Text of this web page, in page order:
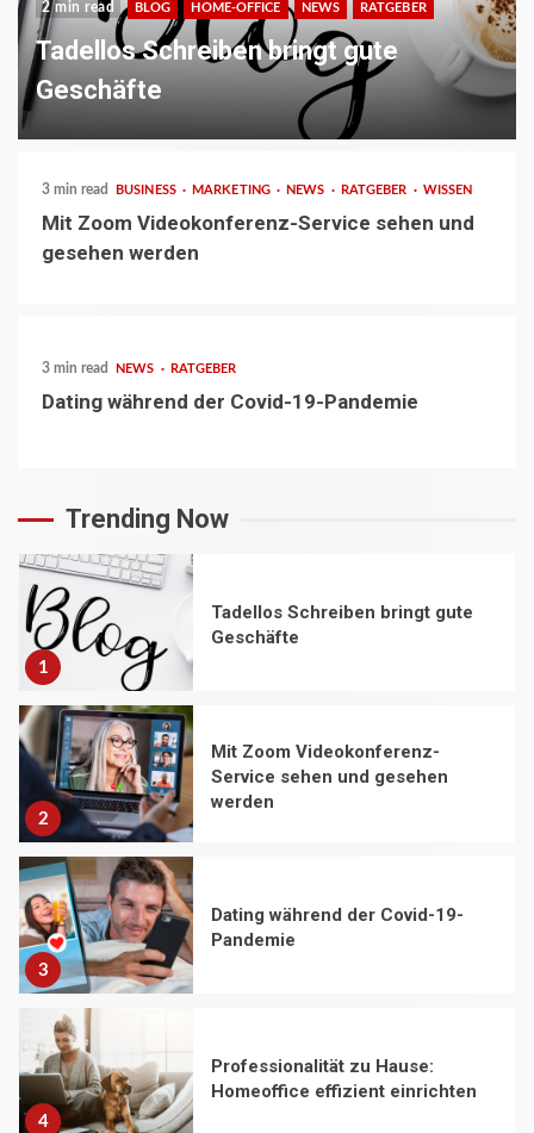
2 min read BLOG HOME-OFFICE NEWS RATGEBER
Tadellos Schreiben bringt gute
Geschäfte
3 min read BUSINESS MARKETING NEWS RATGEBER WISSEN
Mit Zoom Videokonferenz-Service sehen und
gesehen werden
3 min read NEWS RATGEBER
Dating während der Covid-19-Pandemie
Trending Now
1
Tadellos Schreiben bringt gute
Geschäfte
2
Mit Zoom Videokonferenz-
Service sehen und gesehen
werden
3
Dating während der Covid-19-
Pandemie
4
Professionalität zu Hause:
Homeoffice effizient einrichten